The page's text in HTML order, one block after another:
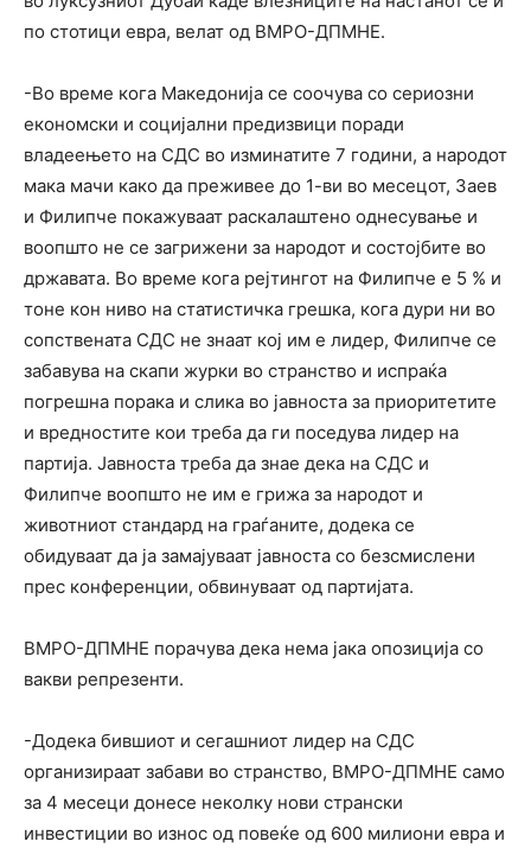
по стотици евра, велат од ВМРО-ДПМНЕ.
-Во време кога Македонија се соочува со сериозни
економски и социјални предизвици поради
владеењето на СДС во изминатите 7 години, а народот
мака мачи како да преживее до 1-ви во месецот, Заев
и Филипче покажуваат раскалаштено однесување и
воопшто не се загрижени за народот и состојбите во
државата. Во време кога рејтингот на Филипче е 5 % и
тоне кон ниво на статистичка грешка, кога дури ни во
сопствената СДС не знаат кој им е лидер, Филипче се
забавува на скапи журки во странство и испраќа
погрешна порака и слика во јавноста за приоритетите
и вредностите кои треба да ги поседува лидер на
партија. Јавноста треба да знае дека на СДС и
Филипче воопшто не им е грижа за народот и
животниот стандард на граѓаните, додека се
обидуваат да ја замајуваат јавноста со безсмислени
прес конференции, обвинуваат од партијата.
ВМРО-ДПМНЕ порачува дека нема јака опозиција со
вакви репрезенти.
-Додека бившиот и сегашниот лидер на СДС
организираат забави во странство, ВМРО-ДПМНЕ само
за 4 месеци донесе неколку нови странски
инвестиции во износ од повеќе од 600 милиони евра и